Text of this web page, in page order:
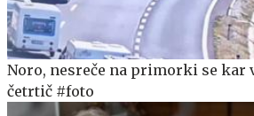
Noro, nesreče na primorki se kar
četrtič #foto